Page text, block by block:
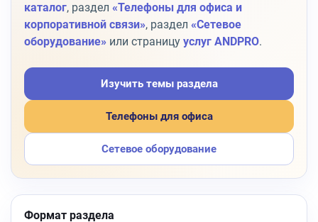
каталог , раздел «Телефоны для офиса и
корпоративной связи» , раздел «Сетевое
оборудование» или страницу услуг ANDPRO.
Изучить темы раздела
Телефоны для офиса
Сетевое оборудование
Формат раздела